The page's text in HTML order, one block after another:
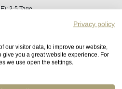
2-5 Tage
den gewünschten
Privacy policy
our visitor data, to improve our website,
you a great website experience. For
we use open the settings.